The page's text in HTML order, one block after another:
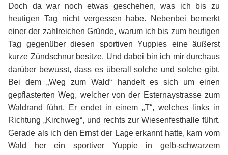
Doch da war noch etwas geschehen, was ich bis zu
heutigen Tag nicht vergessen habe. Nebenbei bemerkt
einer der zahlreichen Gründe, warum ich bis zum heutigen
Tag gegenüber diesen sportiven Yuppies eine äußerst
kurze Zündschnur besitze. Und dabei bin ich mir durchaus
darüber bewusst, dass es überall solche und solche gibt.
Bei dem „Weg zum Wald“ handelt es sich um einen
gepflasterten Weg, welcher von der Esternaystrasse zum
Waldrand führt. Er endet in einem „T“, welches links in
Richtung „Kirchweg“, und rechts zur Wiesenfesthalle führt.
Gerade als ich den Ernst der Lage erkannt hatte, kam vom
Wald her ein sportiver Yuppie in gelb-schwarzem